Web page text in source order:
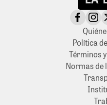
Política
Términos
Normas de